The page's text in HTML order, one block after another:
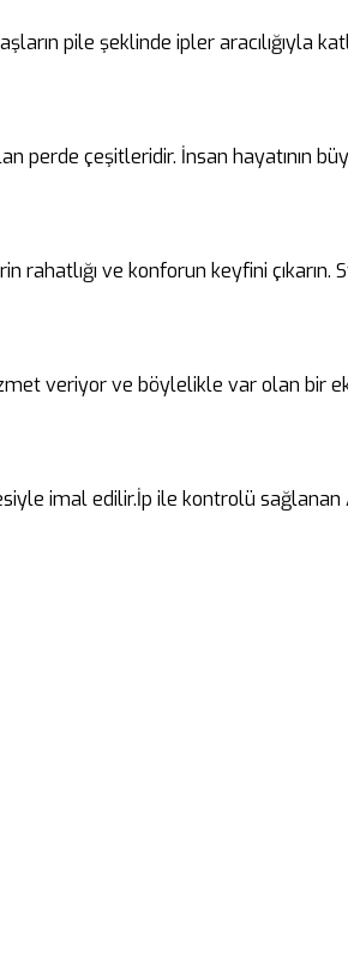
pile şeklinde ipler aracılığıyla
çeşitleridir. İnsan hayatının
ve konforun keyfini çıkarın.
veriyor ve böylelikle var olan bir
imal edilir.İp ile kontrolü sağlanan